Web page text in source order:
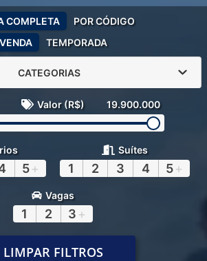
VENDA TEMPORADA
COMPLETA POR CÓDIGO
CATEGORIAS
Valor (R$) 19.900.000
5+
Suítes
1 2 3 4 5+
Vagas
1 2 3 +
LIMPAR FILTROS